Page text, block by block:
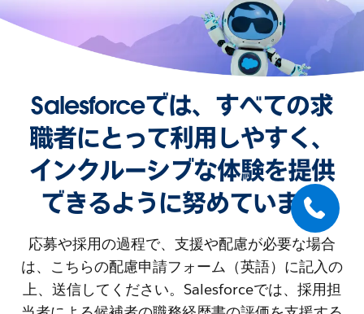
Salesforceでは、すべての求
職者にとって利用しやすく、
インクルーシブな体験を提供
できるように努めています
応募や採用の過程で、支援や配慮が必要な場合
は、こちらの配慮申請フォーム（英語）に記入の
上、送信してください。Salesforceでは、採用担